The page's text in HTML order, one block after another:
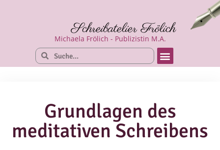
Schreibatelier Frölich
Michaela Frölich - Publizistin M.A.
Grundlagen des
meditativen Schreibens